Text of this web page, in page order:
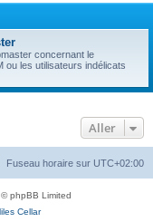
r
concernant le
ou les utilisateurs indélicats
Aller
Fuseau horaire sur UTC+02:00
phpBB Limited
Cellar